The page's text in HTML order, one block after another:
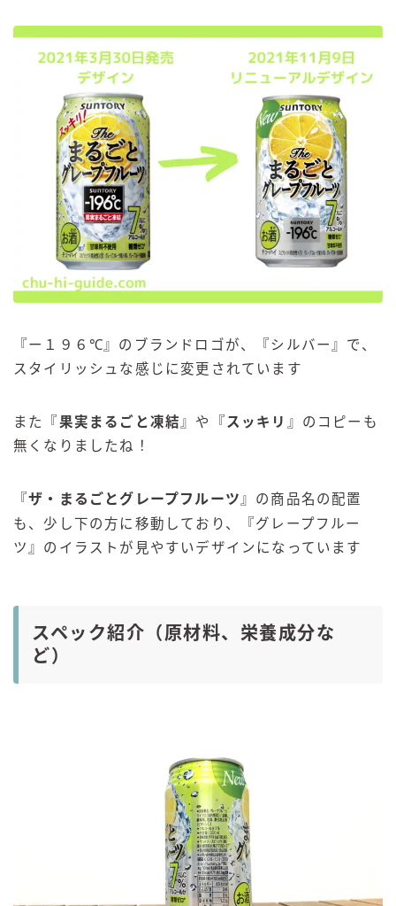
『ー１９６℃』のブランドロゴが、『シルバー』で、
スタイリッシュな感じに変更されています
また『果実まるごと凍結 』や『 スッキリ 』のコピーも
無くなりましたね！
『ザ・まるごとグレープフルーツ 』の商品名の配置
も、少し下の方に移動しており、『グレープフルー
ツ』のイラストが見やすいデザインになっています
スペック紹介（原材料、栄養成分な
ど）